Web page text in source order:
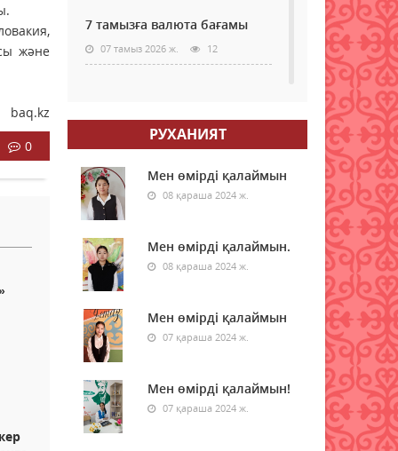
және
baq.kz
0
7 тамызға валюта бағамы
07 тамыз 2026 ж. 12
тапсырмайды
07 тамыз 2026 ж. 15
Қазалы ауданында
қаржылық қауіпсіздік
бойынша кездесу өтті
07 тамыз 2026 ж. 23
Шетелде жүрген
қазақстандықтар Құрылтай
сайлауында қалай дауыс
береді?
07 тамыз 2026 ж.
Енді үй жануарларының
төлқұжаты eGov Mobile-да
РУХАНИЯТ
Мен өмірді қалаймын
08 қараша 2024 ж.
Мен өмірді қалаймын.
08 қараша 2024 ж.
Мен өмірді қалаймын
07 қараша 2024 ж.
Мен өмірді қалаймын!
07 қараша 2024 ж.